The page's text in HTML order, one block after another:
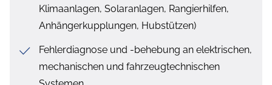
Klimaanlagen, Solaranlagen, Rangierhilfen,
Anhängerkupplungen, Hubstützen)
Fehlerdiagnose und -behebung an elektrischen,
mechanischen und fahrzeugtechnischen